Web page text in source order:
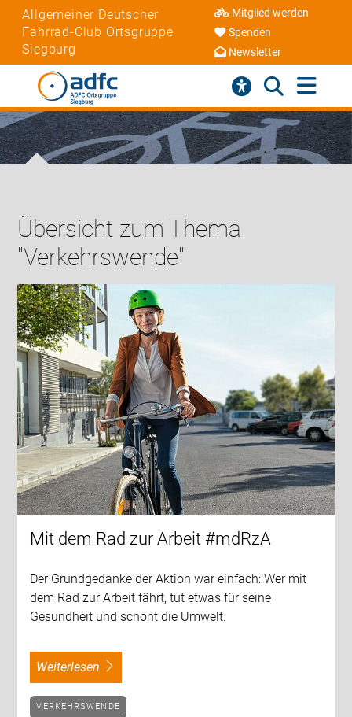
Allgemeiner Deutscher
Fahrrad-Club Ortsgruppe
Siegburg
Mitglied werden
Spenden
Newsletter
Übersicht zum Thema
"Verkehrswende"
Mit dem Rad zur Arbeit #mdRzA
Der Grundgedanke der Aktion war einfach: Wer mit
dem Rad zur Arbeit fährt, tut etwas für seine
Gesundheit und schont die Umwelt.
weiterlesen
VERKEHRSWENDE